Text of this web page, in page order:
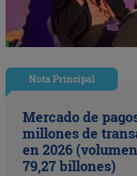
Nota Principal
Mercado de
millones de
en 2026
79,27 billones)